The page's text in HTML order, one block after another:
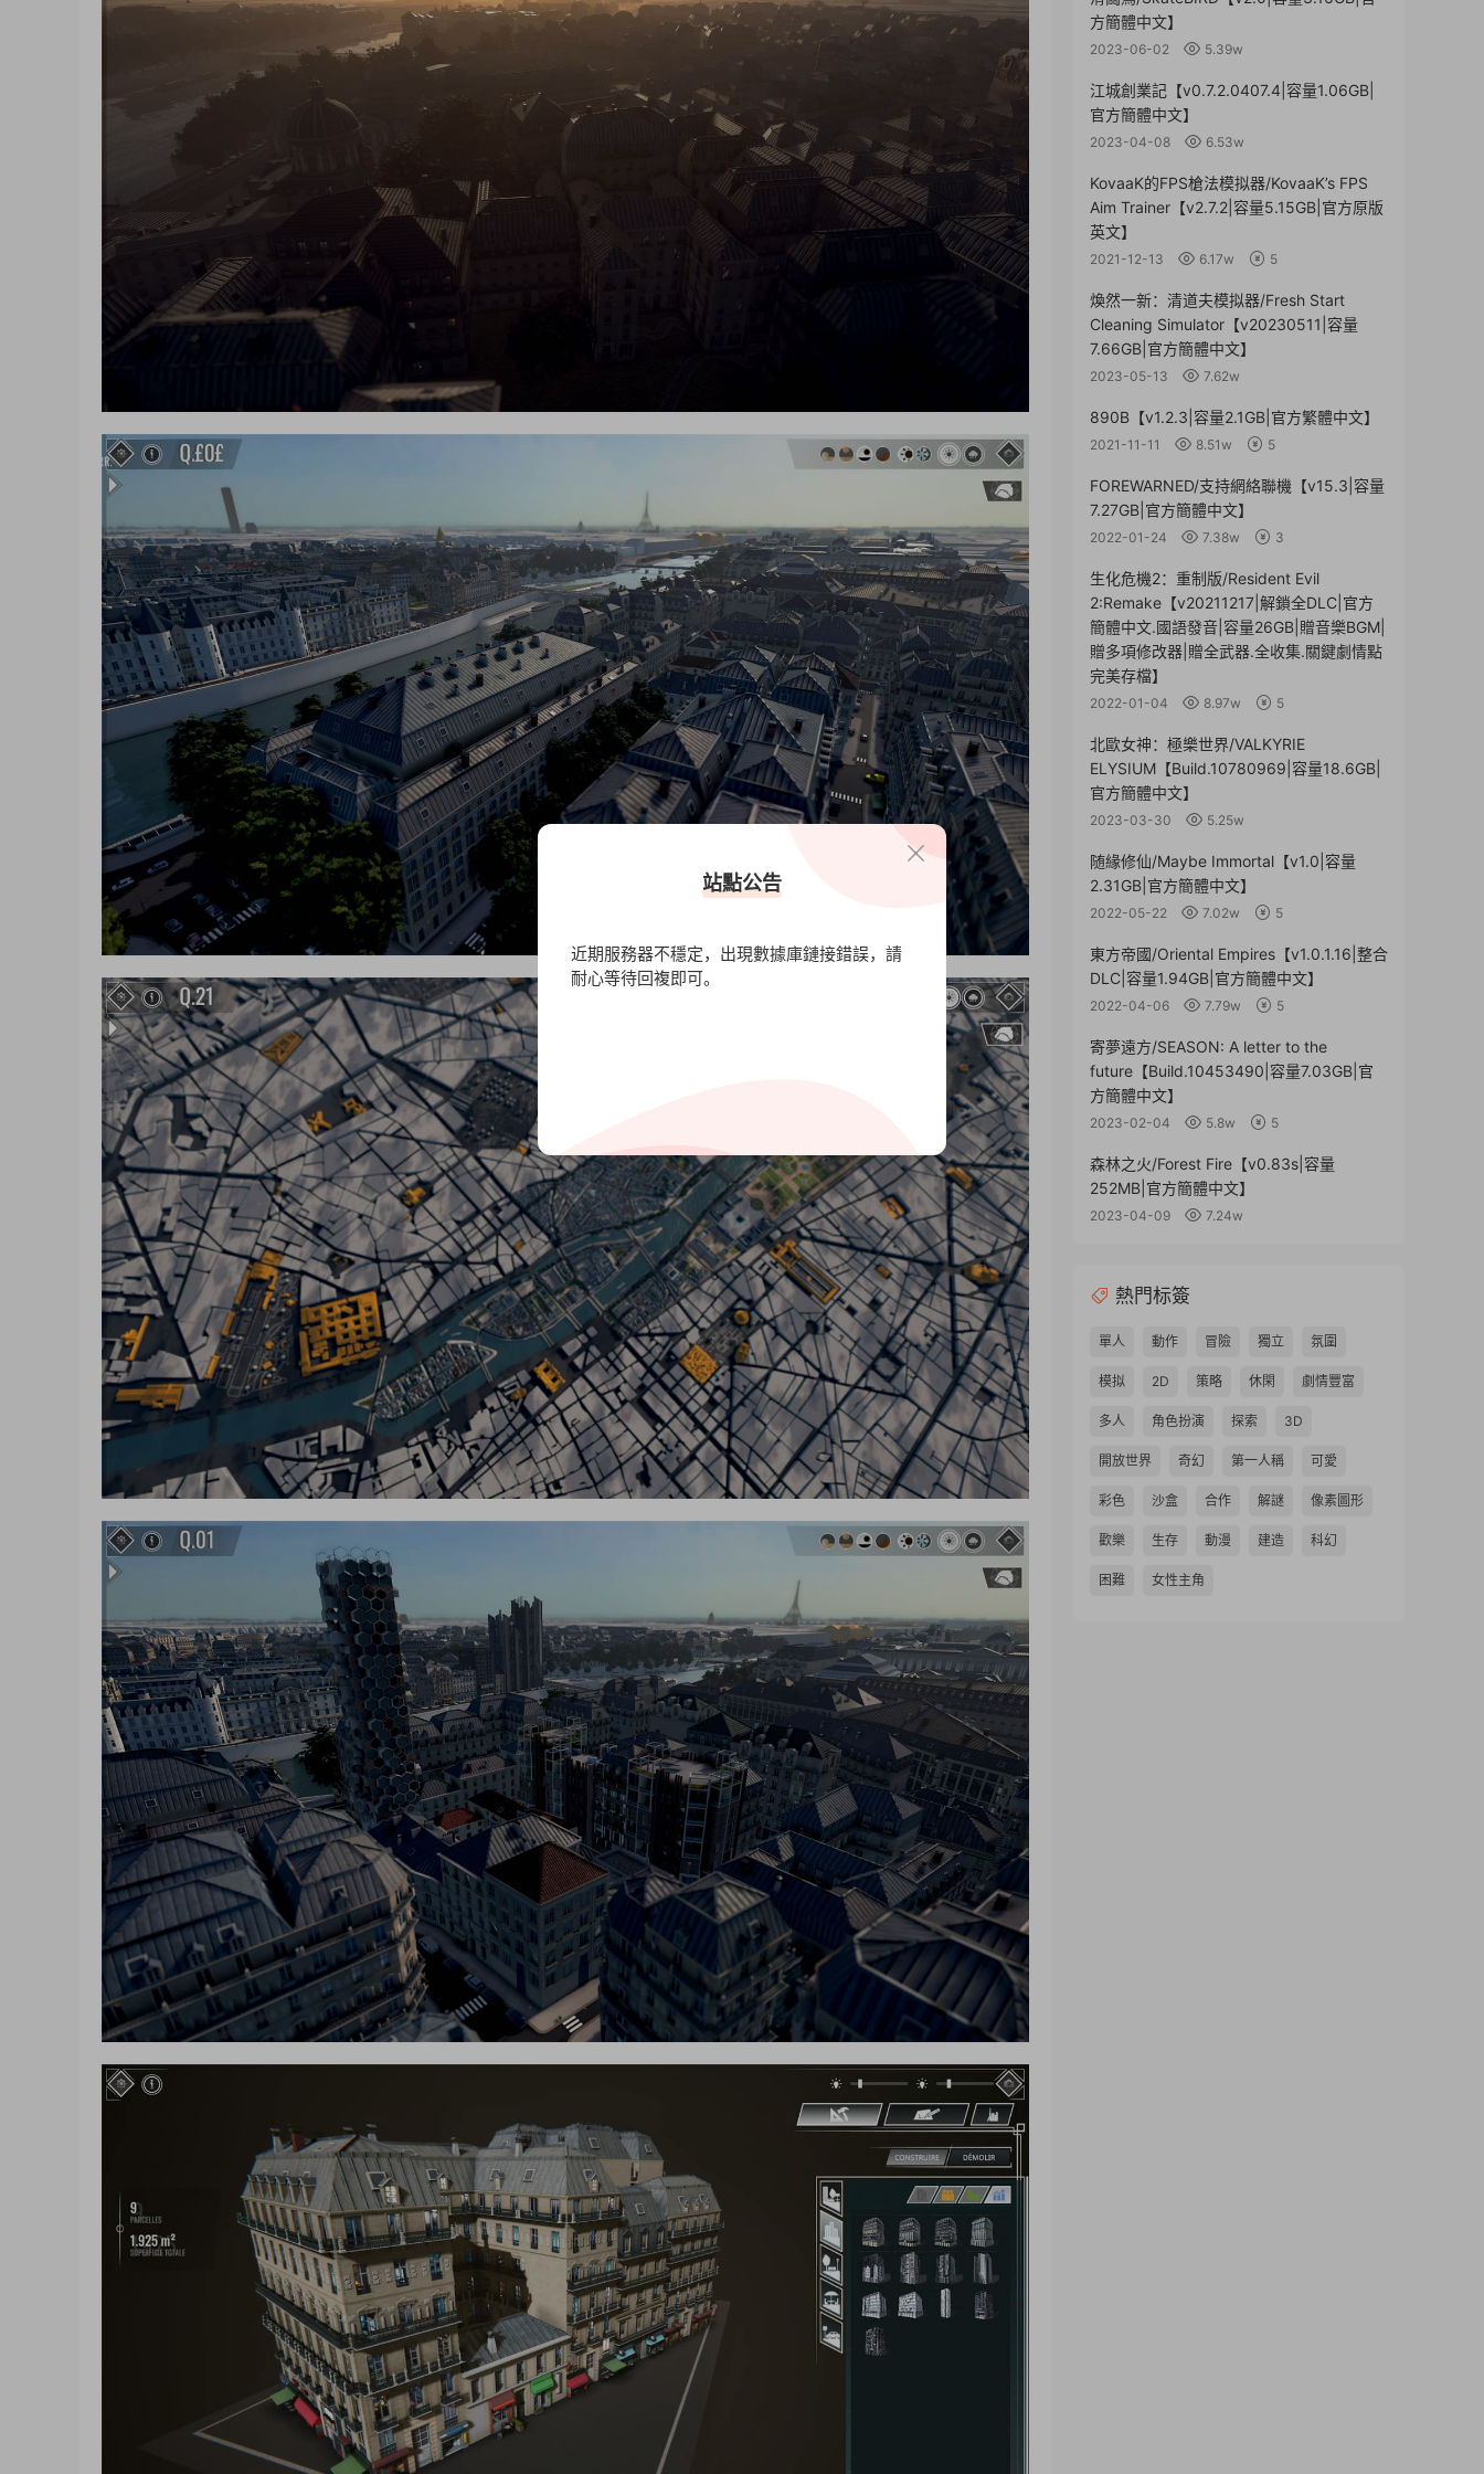
方簡體中文】
2023-06-02 5.39w
江城創業記【v0.7.2.0407.4|容量1.06GB|
官方簡體中文】
2023-04-08 6.53w
KovaaK的FPS槍法模拟器/KovaaK’s FPS
Aim Trainer【v2.7.2|容量5.15GB|官方原版
英文】
2021-12-13 6.17w 5
煥然一新：清道夫模拟器/Fresh Start
Cleaning Simulator【v20230511|容量
7.66GB|官方簡體中文】
2023-05-13 7.62w
890B【v1.2.3|容量2.1GB|官方繁體中文】
2021-11-11 8.51w 5
FOREWARNED/支持網絡聯機【v15.3|容量
7.27GB|官方簡體中文】
2022-01-24 7.38w 3
生化危機2：重制版/Resident Evil
2:Remake【v20211217|解鎖全DLC|官方
簡體中文.國語發音|容量26GB|贈音樂BGM|
贈多項修改器|贈全武器.全收集.關鍵劇情點
完美存檔】
2022-01-04 8.97w 5
北歐女神：極樂世界/VALKYRIE
ELYSIUM【Build.10780969|容量18.6GB|
官方簡體中文】
2023-03-30 5.25w
随緣修仙/Maybe Immortal【v1.0|容量
2.31GB|官方簡體中文】
2022-05-22 7.02w 5
東方帝國/Oriental Empires【v1.0.1.16|整合
DLC|容量1.94GB|官方簡體中文】
2022-04-06 7.79w 5
寄夢遠方/SEASON: A letter to the
future【Build.10453490|容量7.03GB|官
方簡體中文】
2023-02-04 5.8w 5
森林之火/Forest Fire【v0.83s|容量
252MB|官方簡體中文】
2023-04-09 7.24w
熱門标簽
單人 動作 冒險 獨立 氛圍
模拟 2D 策略 休閑 劇情豐富
多人 角色扮演 探索 3D
開放世界 奇幻 第一人稱 可愛
彩色 沙盒 合作 解謎 像素圖形
歡樂 生存 動漫 建造 科幻
困難 女性主角
站點公告
近期服務器不穩定，出現數據庫鏈接錯誤，請
耐心等待回複即可。